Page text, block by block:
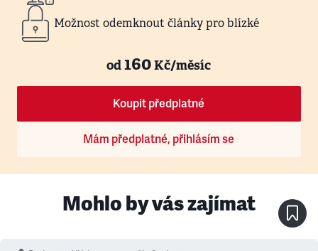
Možnost odemknout články pro blízké
od160Kč/měsíc
Koupit předplatné
Mám předplatné, přihlásím se
Mohlo by vás zajímat